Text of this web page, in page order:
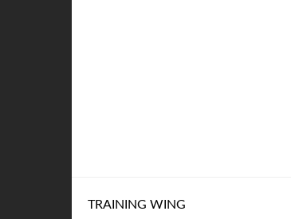
TRAINING WING